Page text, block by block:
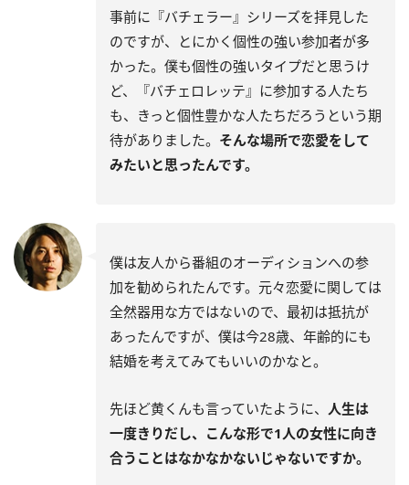
事前に『バチェラー』シリーズを拝見した
のですが、とにかく個性の強い参加者が多
かった。僕も個性の強いタイプだと思うけ
ど、『バチェロレッテ』に参加する人たち
も、きっと個性豊かな人たちだろうという期
待がありました。 そんな場所で恋愛をして
みたいと思ったんです。
僕は友人から番組のオーディションへの参
加を勧められたんです。元々恋愛に関しては
全然器用な方ではないので、最初は抵抗が
あったんですが、僕は今28歳、年齢的にも
結婚を考えてみてもいいのかなと。
先ほど黄くんも言っていたように、 人生は
一度きりだし、こんな形で1人の女性に向き
合うことはなかなかないじゃないですか。